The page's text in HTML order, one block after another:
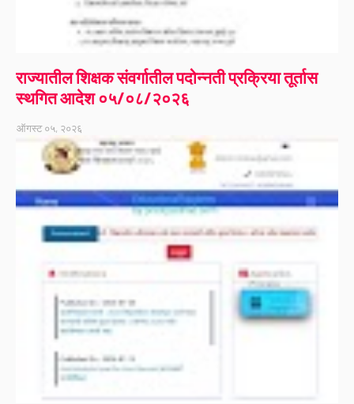
राज्यातील शिक्षक संवर्गातील पदोन्नती प्रक्रिया तूर्तास
स्थगित आदेश ०५/०८/२०२६
ऑगस्ट ०५, २०२६